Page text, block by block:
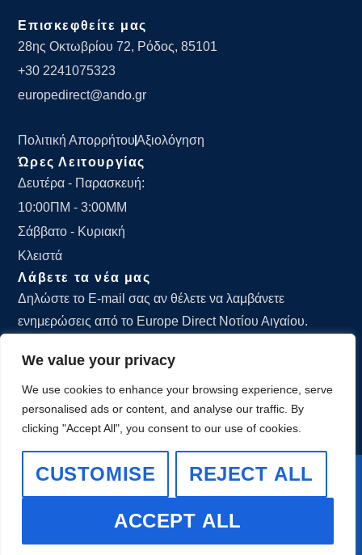
We value your privacy
We use cookies to enhance your browsing experience, serve
personalised ads or content, and analyse our traffic. By
clicking "Accept All", you consent to our use of cookies.
CUSTOMISE REJECT ALL
ACCEPT ALL
Επισκεφθείτε μας
28ης Οκτωβρίου 72, Ρόδος, 85101
+30 2241075323
europedirect@ando.gr
Πολιτική ΑπορρήτουΑξιολόγηση
Ώρες Λειτουργίας
Δευτέρα - Παρασκευή:
10:00ΠΜ - 3:00ΜΜ
Σάββατο - Κυριακή
Κλειστά
Λάβετε τα νέα μας
Δηλώστε το E-mail σας αν θέλετε να λαμβάνετε
ενημερώσεις από το Europe Direct Νοτίου Αιγαίου.
© 2025-2026 by the Europe Direct South Aegean. All
Rights Reserved.
Powered by